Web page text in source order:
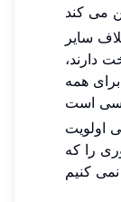
سایر
دارند،
همه
اولویت
را که